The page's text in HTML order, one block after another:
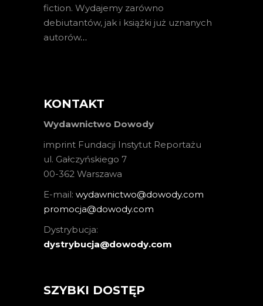
fiction. Wydajemy zarówno
debiutantów, jak i książki już uznanych
autorów…
KONTAKT
Wydawnictwo Dowody
imprint Fundacji Instytut Reportażu
ul. Gałczyńskiego 7
00-362 Warszawa
E-mail: wydawnictwo@dowody.com
promocja@dowody.com
Dystrybucja:
dystrybucja@dowody.com
SZYBKI DOSTĘP